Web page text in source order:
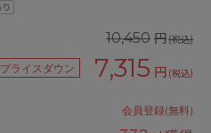
10,450 円(税込)
プライスダウン 7,315 円 (税込)
会員登録(無料)